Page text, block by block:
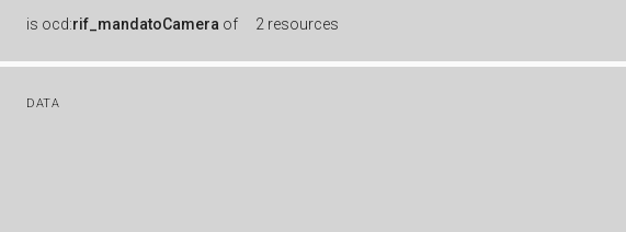
is ocd:rif_mandatoCamera of 2 resources
DATA